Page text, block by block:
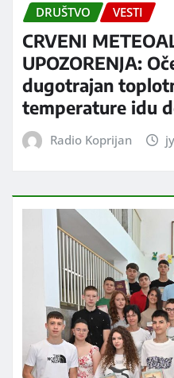
DRUŠTVO VESTI
CRVENI
UPOZORENJA:
dugotrajan
temperature idu
Radio Koprijan